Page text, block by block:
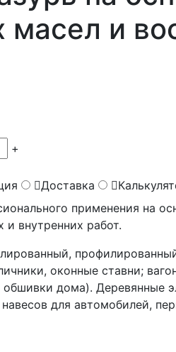
масел и
+
Доставка
применения на
внутренних работ.
оконные ставни;
обшивки дома). Деревянные
для автомобилей,